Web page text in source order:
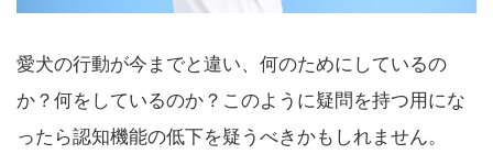
愛犬の行動が今までと違い、何のためにしているの
か？何をしているのか？このように疑問を持つ用にな
ったら認知機能の低下を疑うべきかもしれません。